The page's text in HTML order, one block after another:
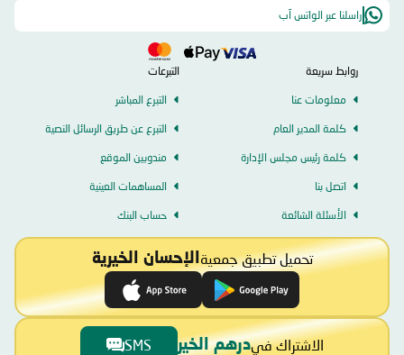
راسلنا عبر الواتس آب
روابط سريعة
معلومات عنا
كلمة المدير العام
كلمة رئيس مجلس الإدارة
اتصل بنا
الأسئلة الشائعة
التبرعات
التبرع المباشر
التبرع عن طريق الرسائل النصية
مندوبين الموقع
المساهمات العينية
حساب البنك
تحميل تطبيق جمعية الإحسان الخيرية
الاشتراك فيدرهم الخير SMS